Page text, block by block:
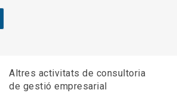
Altres activitats de consultoria
de gestió empresarial